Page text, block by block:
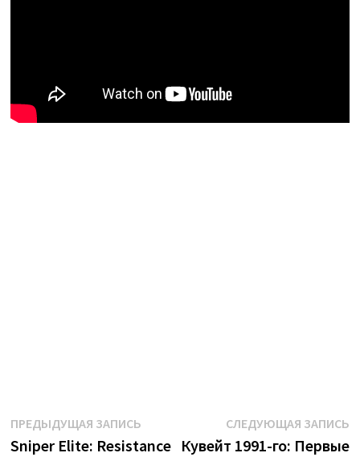
Навигация
ПРЕДЫДУЩАЯ ЗАПИСЬПредыдущая
запись:
Sniper Elite: Resistance
СЛЕДУЮЩАЯ ЗАПИСЬ
Кувейт 1991-го: Первые